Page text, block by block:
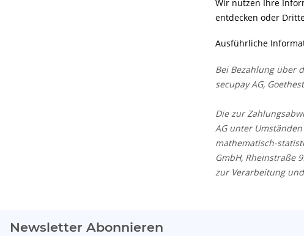
Wir nutzen Ihre
entdecken oder
Ausführliche
Bei Bezahlung über
secupay AG,
Die zur
AG unter
mathematisch-
GmbH, Rheinstraße
zur Verarbeitung
Newsletter Abonnieren